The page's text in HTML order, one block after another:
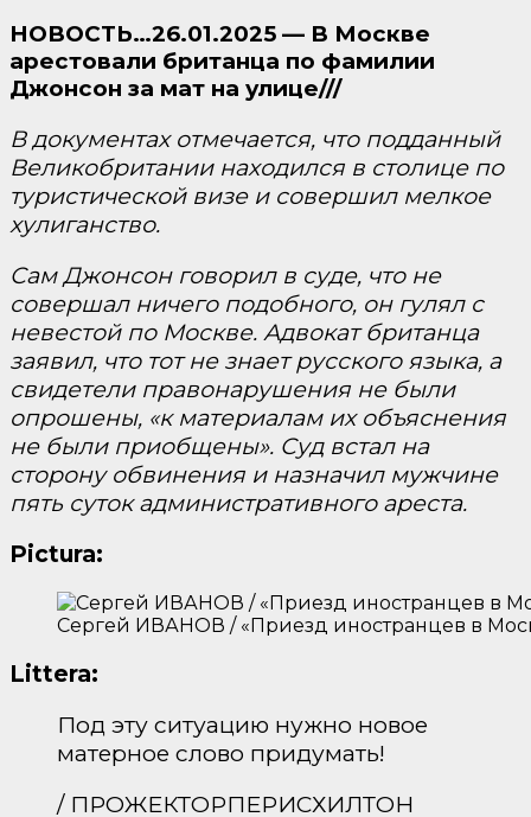
НОВОСТЬ…26.01.2025 — В Москве
арестовали британца по фамилии
Джонсон за мат на улице///
В документах отмечается, что подданный
Великобритании находился в столице по
туристической визе и совершил мелкое
хулиганство.
Сам Джонсон говорил в суде, что не
совершал ничего подобного, он гулял с
невестой по Москве. Адвокат британца
заявил, что тот не знает русского языка, а
свидетели правонарушения не были
опрошены, «к материалам их объяснения
не были приобщены». Суд встал на
сторону обвинения и назначил мужчине
пять суток административного ареста.
Pictura:
Сергей ИВАНОВ / «Приезд иностранцев в
Littera:
Под эту ситуацию нужно новое
матерное слово придумать!
/ ПРОЖЕКТОРПЕРИСХИЛТОН